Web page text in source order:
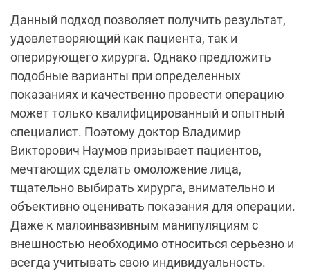
Данный подход позволяет получить результат,
удовлетворяющий как пациента, так и
оперирующего хирурга. Однако предложить
подобные варианты при определенных
показаниях и качественно провести операцию
может только квалифицированный и опытный
специалист. Поэтому доктор Владимир
Викторович Наумов призывает пациентов,
мечтающих сделать омоложение лица,
тщательно выбирать хирурга, внимательно и
объективно оценивать показания для операции.
Даже к малоинвазивным манипуляциям с
внешностью необходимо относиться серьезно и
всегда учитывать свою индивидуальность.